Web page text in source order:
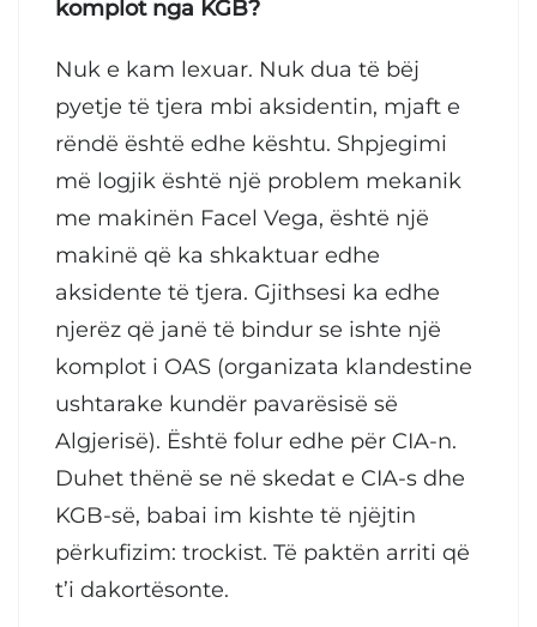
komplot nga KGB?
Nuk e kam lexuar. Nuk dua të bëj
pyetje të tjera mbi aksidentin, mjaft e
rëndë është edhe kështu. Shpjegimi
më logjik është një problem mekanik
me makinën Facel Vega, është një
makinë që ka shkaktuar edhe
aksidente të tjera. Gjithsesi ka edhe
njerëz që janë të bindur se ishte një
komplot i OAS (organizata klandestine
ushtarake kundër pavarësisë së
Algjerisë). Është folur edhe për CIA-n.
Duhet thënë se në skedat e CIA-s dhe
KGB-së, babai im kishte të njëjtin
përkufizim: trockist. Të paktën arriti që
t’i dakortësonte.